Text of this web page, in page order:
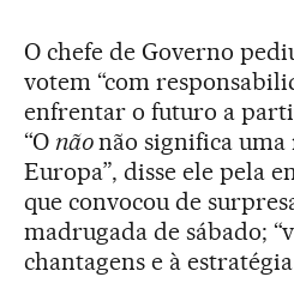
O chefe de Governo
votem “com
enfrentar o futuro a
“O nãonão significa
Europa”, disse ele pela
que convocou de
madrugada de sábado;
chantagens e à